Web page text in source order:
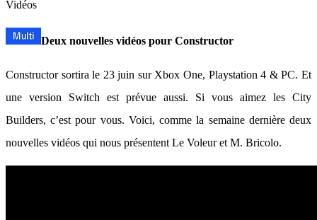
Vidéos
Deux nouvelles vidéos pour Constructor
Constructor sortira le 23 juin sur Xbox One, Playstation 4 & PC. Et
une version Switch est prévue aussi. Si vous aimez les City
Builders, c’est pour vous. Voici, comme la semaine dernière deux
nouvelles vidéos qui nous présentent Le Voleur et M. Bricolo.